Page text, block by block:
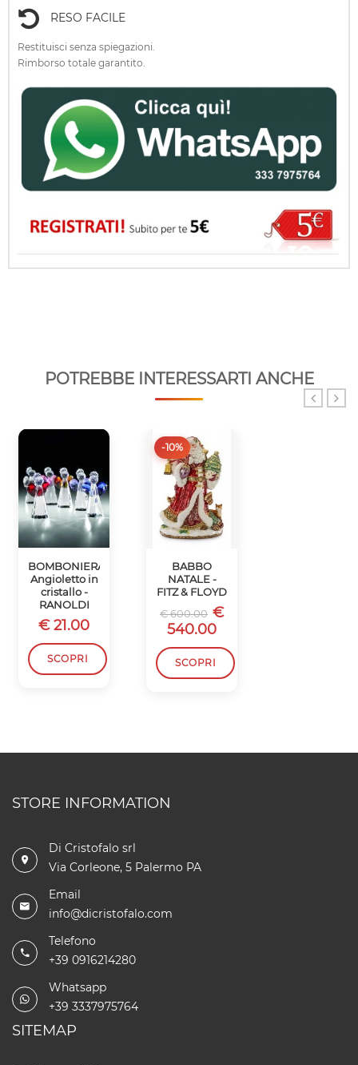
RESO FACILE
Restituisci senza spiegazioni.
Rimborso totale garantito.
POTREBBE INTERESSARTI ANCHE
BOMBONIERA
Angioletto in
cristallo -
RANOLDI
€ 21.00
SCOPRI
-10%
BABBO
NATALE -
FITZ & FLOYD
€ 600.00 €
540.00
SCOPRI
STORE INFORMATION
Di Cristofalo srl
Via Corleone, 5 Palermo PA
Email
info@dicristofalo.com
Telefono
+39 0916214280
Whatsapp
+39 3337975764
SITEMAP